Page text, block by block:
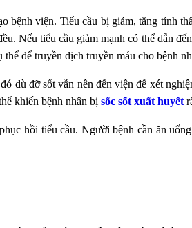
bệnh viện. Tiểu cầu bị giảm, tăng tính
Nếu tiểu cầu giảm mạnh có thể dẫn
để truyền dịch truyền máu cho bệnh
dù đỡ sốt vẫn nên đến viện để xét
khiến bệnh nhân bị sốc sốt xuất huyết
hồi tiểu cầu. Người bệnh cần ăn